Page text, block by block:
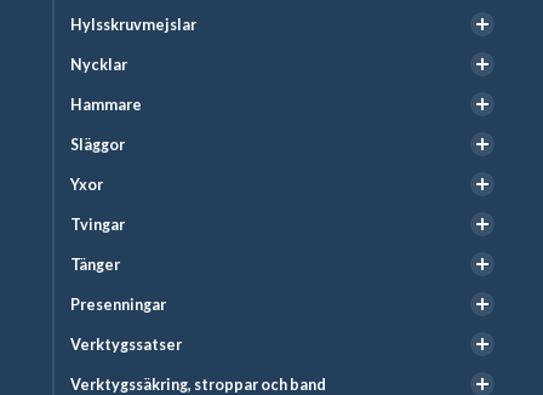
Hylsskruvmejslar
Nycklar
Hammare
Släggor
Yxor
Tvingar
Tänger
Presenningar
Verktygssatser
Verktygssäkring, stroppar och band